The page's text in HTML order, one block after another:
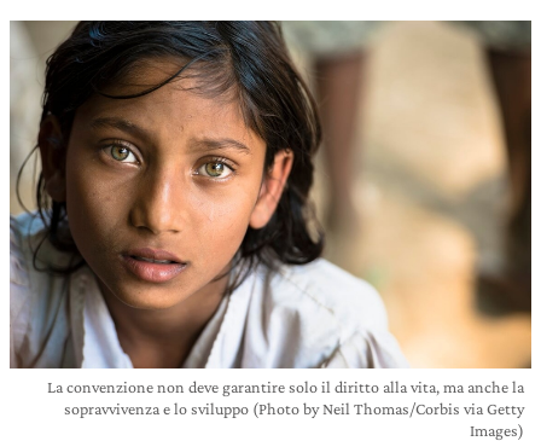
La convenzione non deve garantire solo il diritto alla vita, ma anche la
sopravvivenza e lo sviluppo (Photo by Neil Thomas/Corbis via Getty
Images)